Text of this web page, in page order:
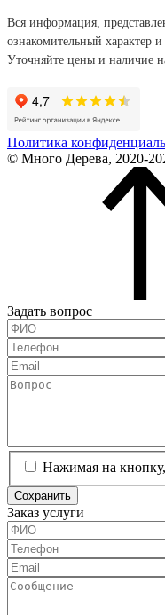
Вся информация,
ознакомительный характер
Уточняйте цены и наличие
Политика
© Много Дерева, 2020-
Задать вопрос
Нажимая на
Сохранить
Заказ услуги